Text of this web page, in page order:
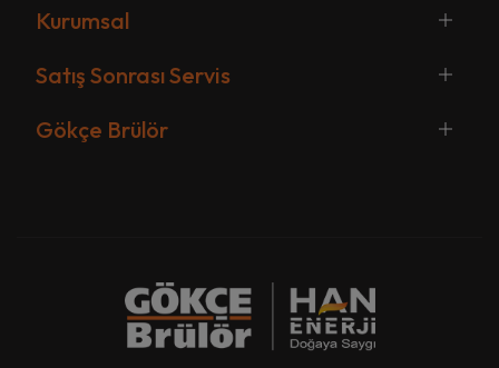
Kurumsal
Satış Sonrası Servis
Gökçe Brülör